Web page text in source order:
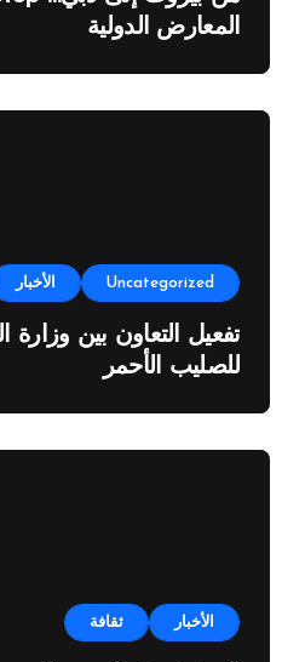
المعارض الدولية
Uncategorized الأخبار
تفعيل التعاون بين وزارة
للصليب الأحمر
الأخبار ثقافة